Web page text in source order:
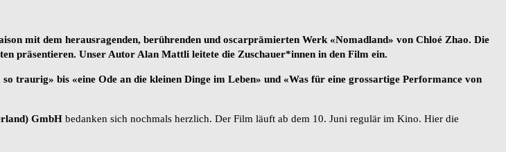
mit dem herausragenden, berührenden und oscarprämierten Werk «Nomadland» von Chloé Zhao. Die
präsentieren. Unser Autor Alan Mattli leitete die Zuschauer*innen in den Film ein.
traurig» bis «eine Ode an die kleinen Dinge im Leben» und «Was für eine grossartige Performance von
GmbH bedanken sich nochmals herzlich. Der Film läuft ab dem 10. Juni regulär im Kino. Hier die